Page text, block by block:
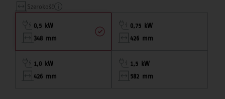
Szerokość
0,5 kW
348 mm
0,75 kW
426 mm
1,0 kW
426 mm
1,5 kW
582 mm